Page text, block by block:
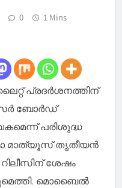
0 1 Mins
പ്രദർശനത്തിന്
ബോർഡ്
പരിശുദ്ധ
മാത്യൂസ് തൃതീയൻ
ശേഷം
മൊബൈൽ